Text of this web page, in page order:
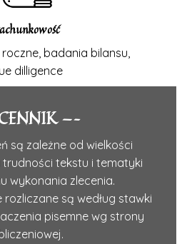
badania bilansu,
dilligence
—–
są zależne od wielkości
trudności tekstu i tematyki
wykonania zlecenia.
rozliczane są według stawki
pisemne wg strony